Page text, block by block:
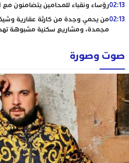
02:13رؤساء ونقباء للمحامين يتضامنون مع
02:13من يحمي وجدة من كارثة عقارية
مجمدة، ومشاريع سكنية مشبوهة
صوت وصورة